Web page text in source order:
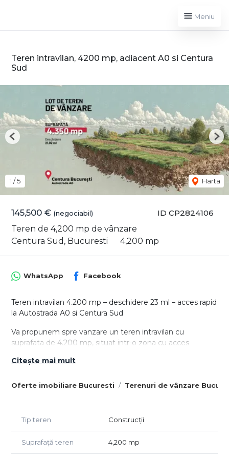
Meniu
Teren intravilan, 4200 mp, adiacent A0 si Centura
Sud
ID CP2824106
145,500 € (negociabil)
Teren de 4,200 mp de vânzare
Centura Sud, Bucuresti
4,200 mp
1 /5 Harta
Previous
Oferte imobiliare Bucuresti Terenuri de vânzare
WhatsApp Facebook
Teren intravilan 4.200 mp – deschidere 23 ml – acces rapid
la Autostrada A0 si Centura Sud
Va propunem spre vanzare un teren intravilan cu
suprafata de 4.200 mp, situat intr-o zona cu acces
pentru dezvoltari rezidentiale sau proiecte comerciale.
Caracteristici teren:
- Deschidere la drum: 23 ml
Utilitati in zona
- Acces facil pentru autocamioane si trafic auto intens
- Vecinatati importante:
Citește mai mult
Tip teren Construcții
Suprafață teren 4,200 mp